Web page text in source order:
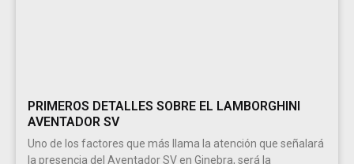
PRIMEROS DETALLES SOBRE EL LAMBORGHINI
AVENTADOR SV
Uno de los factores que más llama la atención que señalará
la presencia del Aventador SV en Ginebra, será la